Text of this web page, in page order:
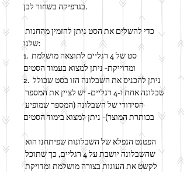
בגרפיקה בשחור לבן.
שלנו:
1. סט של 4 רגליים לתוצאה מושלמת
ומדוייקת- ניתן למצוא בעמוד הסטים
2. ניתן להכניס את השבלונה הזו בסט שכולל
הסידורי של השבלונה (המספר שמופיע
בכותרת המוצר)- ניתן למצוא בימוד הסטים
לקשט את העוגות בצורה מושלמת ומדויקת